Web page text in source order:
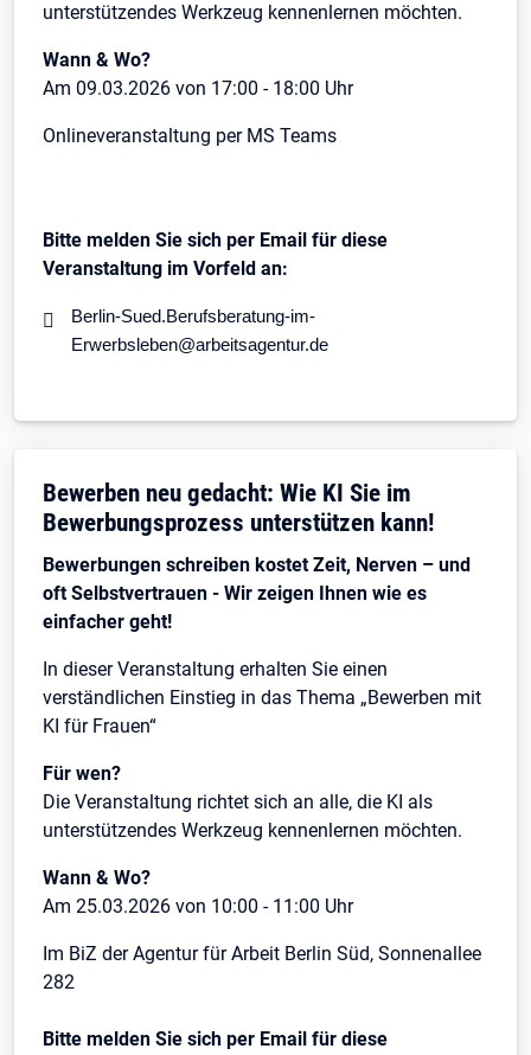
unterstützendes Werkzeug kennenlernen möchten.
Wann & Wo?
Am 09.03.2026 von 17:00 - 18:00 Uhr
Onlineveranstaltung per MS Teams
Bitte melden Sie sich per Email für diese
Veranstaltung im Vorfeld an:
Berlin-Sued.Berufsberatung-im-
Erwerbsleben@arbeitsagentur.de
Bewerben neu gedacht: Wie KI Sie im
Bewerbungsprozess unterstützen kann!
Bewerbungen schreiben kostet Zeit, Nerven – und
oft Selbstvertrauen - Wir zeigen Ihnen wie es
einfacher geht!
In dieser Veranstaltung erhalten Sie einen
verständlichen Einstieg in das Thema „Bewerben mit
KI für Frauen“
Für wen?
Die Veranstaltung richtet sich an alle, die KI als
unterstützendes Werkzeug kennenlernen möchten.
Wann & Wo?
Am 25.03.2026 von 10:00 - 11:00 Uhr
Im BiZ der Agentur für Arbeit Berlin Süd, Sonnenallee
282
Bitte melden Sie sich per Email für diese